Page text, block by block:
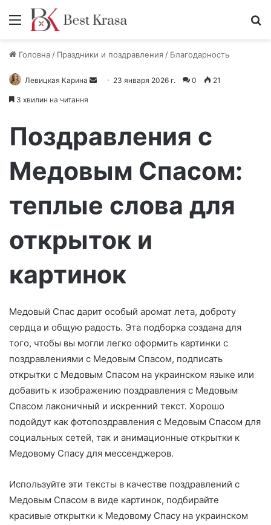
Меню
Головна / Праздники и поздравления / Благодарность
Левицкая Карина
а
и
т
п
с
м
о
23 января 2026 г. 0 21
3 хвилин на читання
Поздравления с
Медовым Спасом:
теплые слова для
открыток и
картинок
Медовый Спас дарит особый аромат лета, доброту
сердца и общую радость. Эта подборка создана для
того, чтобы вы могли легко оформить картинки с
поздравлениями с Медовым Спасом, подписать
открытки с Медовым Спасом на украинском языке или
добавить к изображению поздравления с Медовым
Спасом лаконичный и искренний текст. Хорошо
подойдут как фотопоздравления с Медовым Спасом для
социальных сетей, так и анимационные открытки к
Медовому Спасу для мессенджеров.
Используйте эти тексты в качестве поздравлений с
Медовым Спасом в виде картинок, подбирайте
красивые открытки к Медовому Спасу на украинском